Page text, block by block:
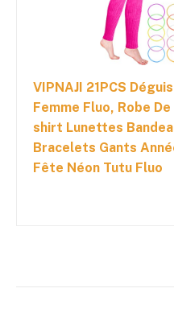
VIPNAJI 21PCS
Femme Fluo, Robe
shirt Lunettes
Bracelets Gants
Fête Néon Tutu Fluo